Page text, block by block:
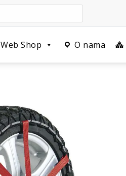
Web Shop O nama